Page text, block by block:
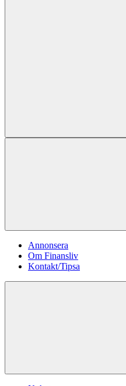
Annonsera
Om Finansliv
Kontakt/Tipsa